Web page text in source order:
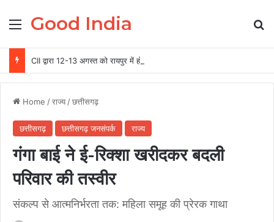
Menu
Good India
Home /राज्य /छत्तीसगढ़
छत्तीसगढ़ छत्तीसगढ़ जनसंपर्क राज्य
गंगा बाई ने ई-रिक्शा खरीदकर बदली
परिवार की तस्वीर
संकल्प से आत्मनिर्भरता तक: महिला समूह की प्रेरक गाथा